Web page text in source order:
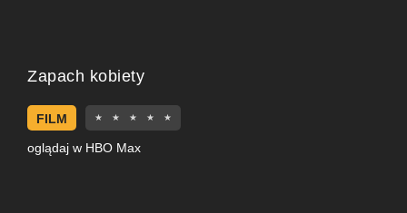
Zapach kobiety
FILM ★ ★ ★ ★ ★
oglądaj w HBO Max